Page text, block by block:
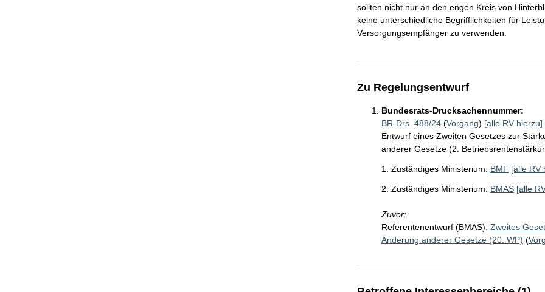
sollten nicht nur an den engen Kreis von
keine unterschiedliche Begrifflichkeiten für
Versorgungsempfänger zu verwenden.
Zu Regelungsentwurf
Bundesrats-Drucksachennummer:
BR-Drs. 488/24(Vorgang) [alle RV hierzu]
Entwurf eines Zweiten Gesetzes zur
anderer Gesetze (2.
1. Zuständiges Ministerium: BMF [alle RV
2. Zuständiges Ministerium: BMAS [alle
Zuvor:
Referentenentwurf (BMAS): Zweites
Änderung anderer Gesetze (20. WP) (